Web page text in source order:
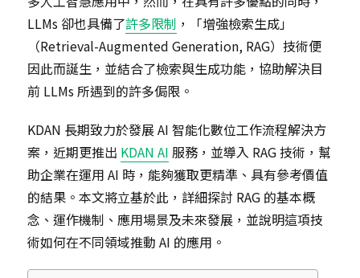
LLMs 卻也具備了許多限制 ，「增強檢索生成」
（Retrieval-Augmented Generation, RAG）技術便
因此而誕生，並結合了檢索與生成功能，協助解決目
前 LLMs 所遇到的許多侷限。
KDAN 長期致力於發展 AI 智能化數位工作流程解決方
案，近期更推出 KDAN AI 服務，並導入 RAG 技術，幫
助企業在運用 AI 時，能夠獲取更精準、具有參考價值
的結果。本文將立基於此，詳細探討 RAG 的基本概
念、運作機制、應用場景及未來發展，並說明這項技
術如何在不同領域推動 AI 的應用。